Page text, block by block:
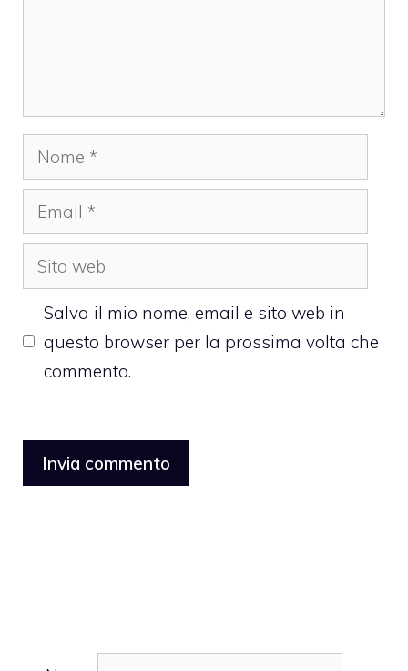
Nome
Email
Sito
web
Salva il mio nome, email e sito web in
questo browser per la prossima volta che
commento.